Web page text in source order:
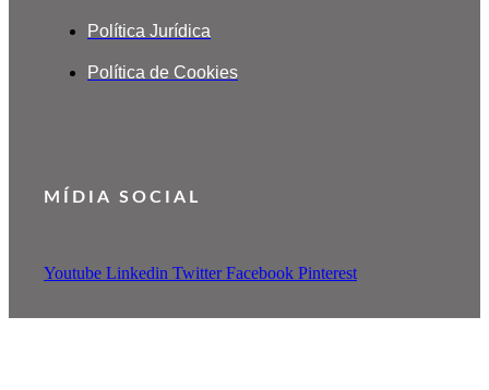
Política Jurídica
Política de Cookies
MÍDIA SOCIAL
Youtube Linkedin Twitter Facebook Pinterest